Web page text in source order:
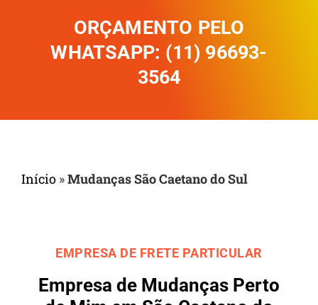
ORÇAMENTO PELO
WHATSAPP: (11) 96693-
3564
Início »Mudanças São Caetano do Sul
EMPRESA DE FRETE PARTICULAR
Empresa de Mudanças Perto